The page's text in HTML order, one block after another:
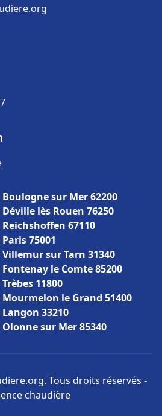
sur Mer 62200
lès Rouen 76250
67110
75001
sur Tarn 31340
le Comte 85200
11800
le Grand 51400
33210
sur Mer 85340
Tous droits réservés -
chaudière